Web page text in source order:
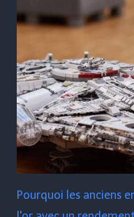
Pourquoi les anciens